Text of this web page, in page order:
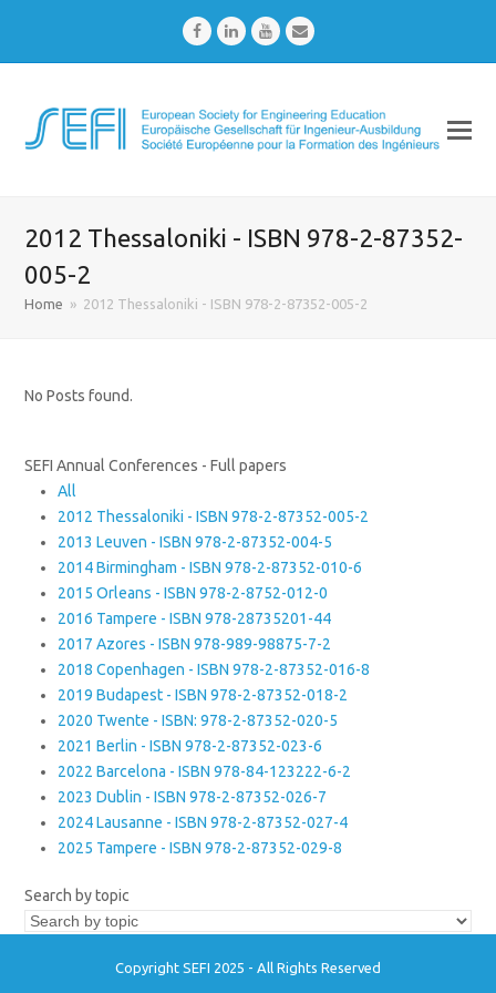
FacebookLinkedInYoutubeEmail
2012 Thessaloniki - ISBN 978-2-87352-
005-2
Home » 2012 Thessaloniki - ISBN 978-2-87352-005-2
No Posts found.
SEFI Annual Conferences - Full papers
All
2012 Thessaloniki - ISBN 978-2-87352-005-2
2013 Leuven - ISBN 978-2-87352-004-5
2014 Birmingham - ISBN 978-2-87352-010-6
2015 Orleans - ISBN 978-2-8752-012-0
2016 Tampere - ISBN 978-28735201-44
2017 Azores - ISBN 978-989-98875-7-2
2018 Copenhagen - ISBN 978-2-87352-016-8
2019 Budapest - ISBN 978-2-87352-018-2
2020 Twente - ISBN: 978-2-87352-020-5
2021 Berlin - ISBN 978-2-87352-023-6
2022 Barcelona - ISBN 978-84-123222-6-2
2023 Dublin - ISBN 978-2-87352-026-7
2024 Lausanne - ISBN 978-2-87352-027-4
2025 Tampere - ISBN 978-2-87352-029-8
Search by topic
Copyright SEFI 2025 - All Rights Reserved